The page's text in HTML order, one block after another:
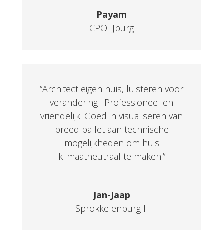
Payam
CPO IJburg
“Architect eigen huis, luisteren voor
verandering . Professioneel en
vriendelijk. Goed in visualiseren van
breed pallet aan technische
mogelijkheden om huis
klimaatneutraal te maken.”
Jan-Jaap
Sprokkelenburg II